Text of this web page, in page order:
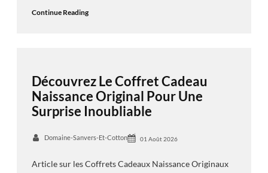
Continue Reading
Découvrez Le Coffret Cadeau
Naissance Original Pour Une
Surprise Inoubliable
Domaine-Sanvers-Et-Cotton 01 Août 2026
Article sur les Coffrets Cadeaux Naissance Originaux